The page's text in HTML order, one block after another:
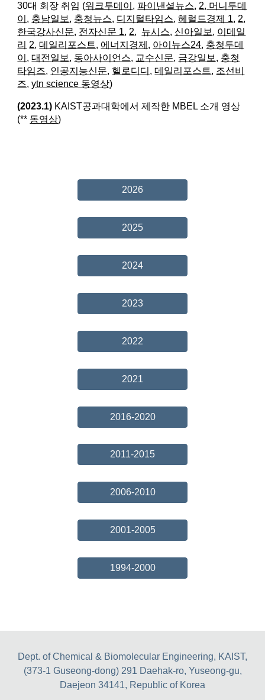
30대 회장 취임 (워크투데이 , 파이낸셜뉴스, 2, 머니투데
이 , 충남일보 , 충청뉴스, 디지털타임스,헤럴드경제 1, 2,
한국강사신문, 전자신문 1, 2, 뉴시스, 신아일보 , 이데일
리 2,데일리포스트, 에너지경제 , 아이뉴스24, 충청투데
이 ,대전일보 , 동아사이언스, 교수신문, 금강일보, 충청
타임즈, 인공지능신문, 헬로디디, 데일리포스트, 조선비
즈,ytn science 동영상)
(2023.1) KAIST공과대학에서 제작한 MBEL 소개 영상
(** 동영상)
2026
2025
2024
2023
2022
2021
2016-2020
2011-2015
2006-2010
2001-2005
1994-2000
Dept. of Chemical & Biomolecular Engineering, KAIST,
(373-1 Guseong-dong) 291 Daehak-ro, Yuseong-gu,
Daejeon 34141, Republic of Korea